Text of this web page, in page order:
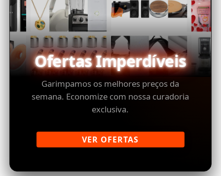
Ofertas Imperdíveis
Garimpamos os melhores preços da
semana. Economize com nossa curadoria
exclusiva.
VER OFERTAS